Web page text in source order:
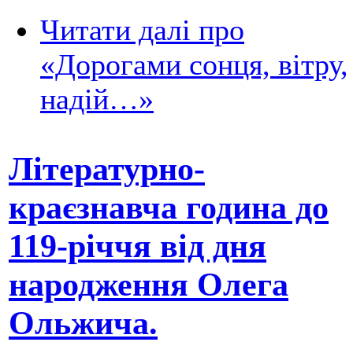
Читати далі про
«Дорогами сонця, вітру,
надій…»
Літературно-
краєзнавча година до
119-річчя від дня
народження Олега
Ольжича.